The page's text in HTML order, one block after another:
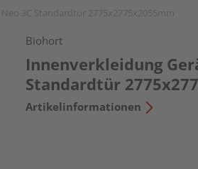
Biohort
Innenverkleidung
Standardtür
Artikelinformationen